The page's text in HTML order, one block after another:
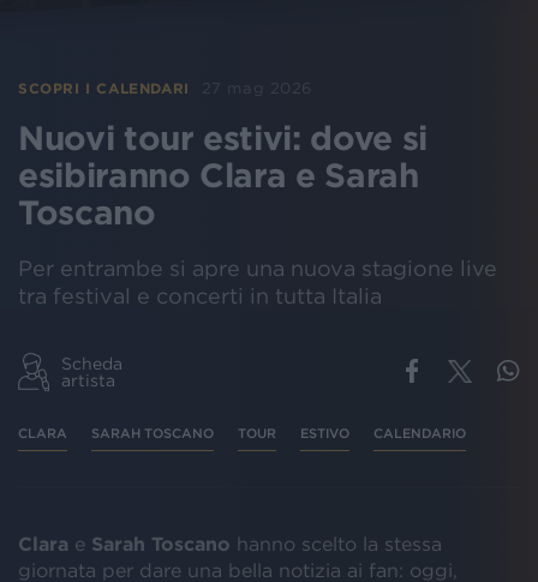
SCOPRI I CALENDARI 27 mag 2026
Nuovi tour estivi: dove si
esibiranno Clara e Sarah
Toscano
Per entrambe si apre una nuova stagione live
tra festival e concerti in tutta Italia
Scheda
artista
CLARA SARAH TOSCANO TOUR ESTIVO CALENDARIO
Clara e Sarah Toscano hanno scelto la stessa
giornata per dare una bella notizia ai fan: oggi,